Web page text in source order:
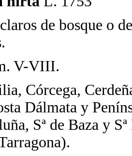
de bosque o
V-VIII.
Córcega,
Dálmata y
Sª de Baza y